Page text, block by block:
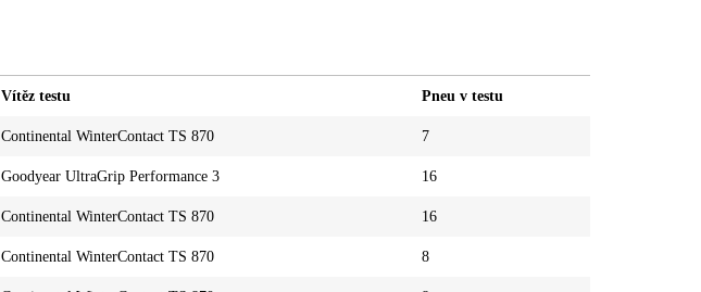
Vítěz testu Pneu v testu
Continental WinterContact TS 870 7
Goodyear UltraGrip Performance 3 16
Continental WinterContact TS 870 16
Continental WinterContact TS 870 8